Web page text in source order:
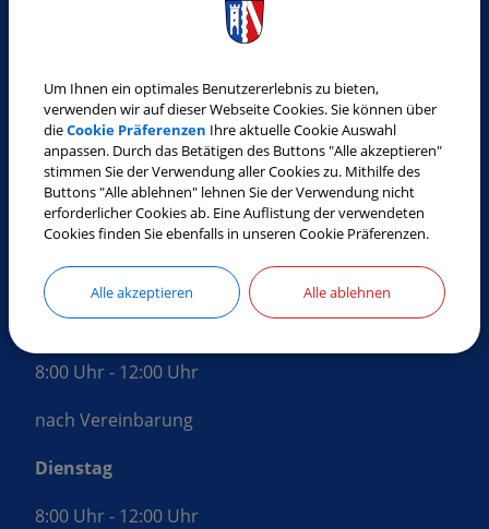
Gemeinde Laberweinting
Tel.:08772 9619-0
Fax:08772 9619-30
E-Mail:gemeinde@laberweinting.de
Web:www.laberweinting.de
ÖFFNUNGSZEITEN
Montag
8:00 Uhr - 12:00 Uhr
nach Vereinbarung
Dienstag
8:00 Uhr - 12:00 Uhr
Um Ihnen ein optimales Benutzererlebnis zu bieten,
verwenden wir auf dieser Webseite Cookies. Sie können über
dieCookie Präferenzen Ihre aktuelle Cookie Auswahl
anpassen. Durch das Betätigen des Buttons "Alle akzeptieren"
stimmen Sie der Verwendung aller Cookies zu. Mithilfe des
Buttons "Alle ablehnen" lehnen Sie der Verwendung nicht
erforderlicher Cookies ab. Eine Auflistung der verwendeten
Cookies finden Sie ebenfalls in unseren Cookie Präferenzen.
Alle akzeptieren Alle ablehnen